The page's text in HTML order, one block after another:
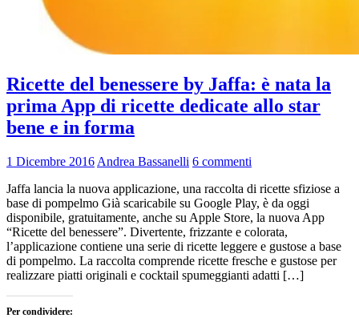
Ricette del benessere by Jaffa: è nata la
prima App di ricette dedicate allo star
bene e in forma
1 Dicembre 2016 Andrea Bassanelli 6 commenti
Jaffa lancia la nuova applicazione, una raccolta di ricette sfiziose a
base di pompelmo Già scaricabile su Google Play, è da oggi
disponibile, gratuitamente, anche su Apple Store, la nuova App
“Ricette del benessere”. Divertente, frizzante e colorata,
l’applicazione contiene una serie di ricette leggere e gustose a base
di pompelmo. La raccolta comprende ricette fresche e gustose per
realizzare piatti originali e cocktail spumeggianti adatti […]
Per condividere: